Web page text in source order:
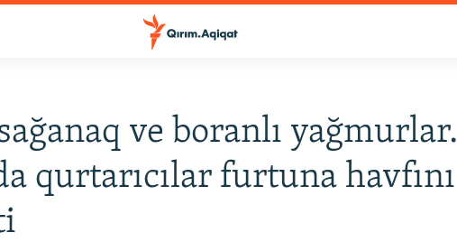
ve boranlı yağmurlar.
qurtarıcılar furtuna havfını